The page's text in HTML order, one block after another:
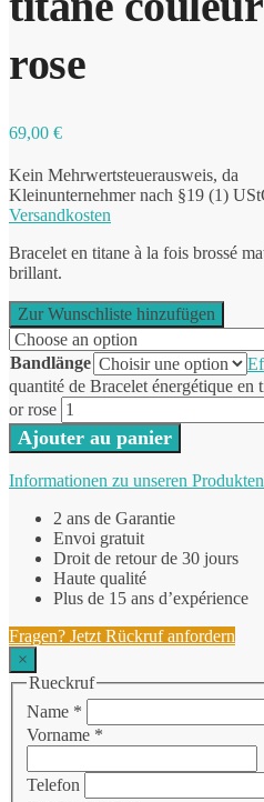
rose
69,00 €
Kein Mehrwertsteuerausweis, da
Kleinunternehmer nach §19 (1)
Versandkosten
Bracelet en titane à la fois brossé
brillant.
Zur Wunschliste hinzufügen
Bandlänge
quantité de Bracelet énergétique en
or rose
Ajouter au panier
Informationen zu unseren
2 ans de Garantie
Envoi gratuit
Droit de retour de 30 jours
Haute qualité
Plus de 15 ans d’expérience
Fragen? Jetzt Rückruf anfordern
×
Rueckruf
Name *
Vorname *
Telefon